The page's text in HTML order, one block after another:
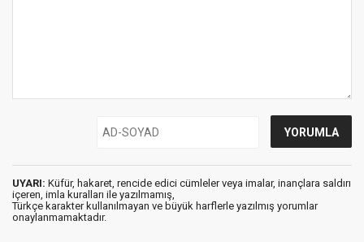
UYARI: Küfür, hakaret, rencide edici cümleler veya imalar, inançlara saldırı
içeren, imla kuralları ile yazılmamış,
Türkçe karakter kullanılmayan ve büyük harflerle yazılmış yorumlar
onaylanmamaktadır.